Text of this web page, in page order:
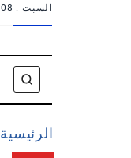
السبت . 08 أغسطس . 2026
الرئيسية